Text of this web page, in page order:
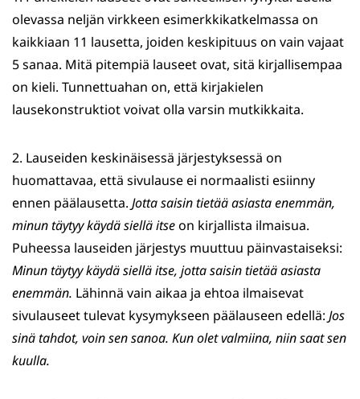
olevassa neljän virkkeen esimerkkikatkelmassa on
kaikkiaan 11 lausetta, joiden keskipituus on vain vajaat
5 sanaa. Mitä pitempiä lauseet ovat, sitä kirjallisempaa
on kieli. Tunnettuahan on, että kirjakielen
lausekonstruktiot voivat olla varsin mutkikkaita.
2. Lauseiden keskinäisessä järjestyksessä on
huomattavaa, että sivulause ei normaalisti esiinny
ennen päälausetta. Jotta saisin tietää asiasta enemmän,
minun täytyy käydä siellä itseon kirjallista ilmaisua.
Puheessa lauseiden järjestys muuttuu päinvastaiseksi:
Minun täytyy käydä siellä itse, jotta saisin tietää asiasta
enemmän. Lähinnä vain aikaa ja ehtoa ilmaisevat
sivulauseet tulevat kysymykseen päälauseen edellä: Jos
sinä tahdot, voin sen sanoa. Kun olet valmiina, niin saat sen
kuulla.